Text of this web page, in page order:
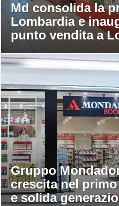
Md consolida la
Lombardia e
punto vendita a
Gruppo
crescita nel
e solida